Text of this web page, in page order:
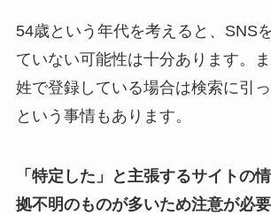
54歳という年代を考えると、SNS
ていない可能性は十分あります。
姓で登録している場合は検索に引
という事情もあります。
「特定した」と主張するサイトの
拠不明のものが多いため注意が必要